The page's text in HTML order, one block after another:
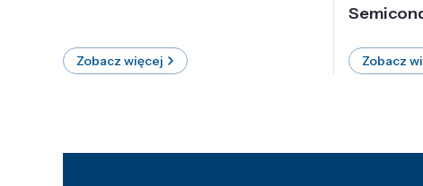
Zobacz więcej Zobacz